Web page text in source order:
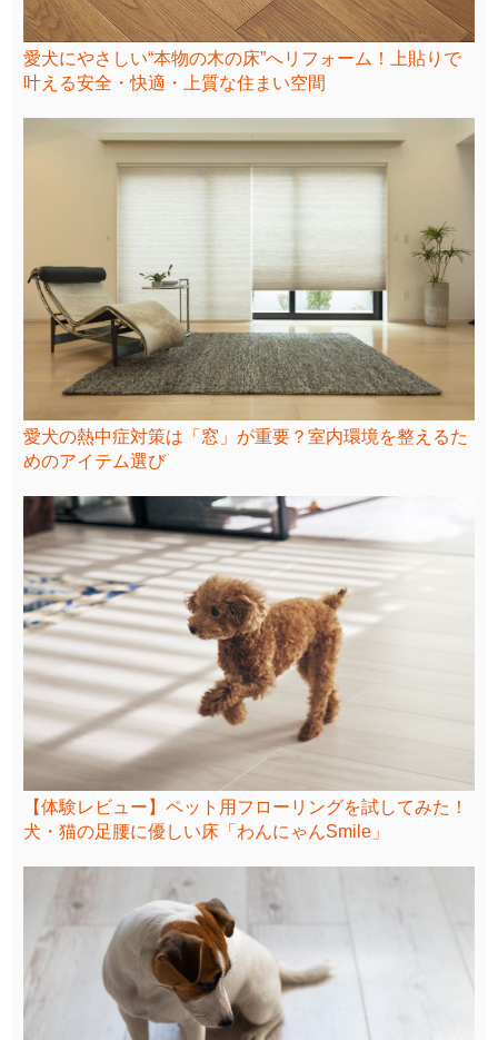
愛犬にやさしい“本物の木の床”へリフォーム！上貼りで
叶える安全・快適・上質な住まい空間
愛犬の熱中症対策は「窓」が重要？室内環境を整えるた
めのアイテム選び
【体験レビュー】ペット用フローリングを試してみた！
犬・猫の足腰に優しい床「わんにゃんSmile」